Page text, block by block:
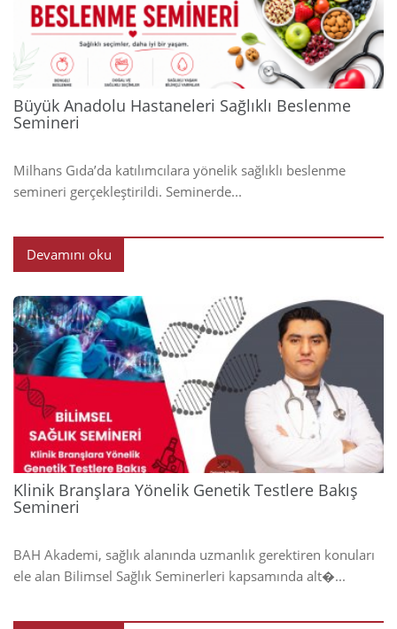
2024
Büyük Anadolu Hastaneleri Sağlıklı Beslenme
Semineri
Milhans Gıda’da katılımcılara yönelik sağlıklı beslenme
semineri gerçekleştirildi. Seminerde...
Devamını oku
Klinik Branşlara Yönelik Genetik Testlere Bakış
Semineri
BAH Akademi, sağlık alanında uzmanlık gerektiren konuları
ele alan Bilimsel Sağlık Seminerleri kapsamında alt�...